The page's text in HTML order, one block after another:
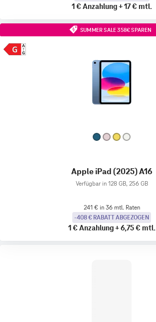
1 € Anzahlung+17 € mtl.
SUMMER SALE 358€ SPAREN
Apple iPad (2025) A16
Verfügbar in 128 GB, 256 GB
241 € in 36 mtl. Raten
-408 € RABATT ABGEZOGEN
1 € Anzahlung+6,75 € mtl.